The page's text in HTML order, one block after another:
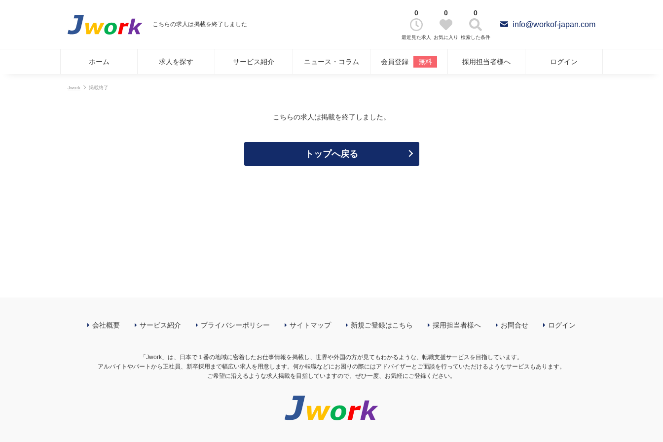
こちらの求人は掲載を終了しました
0
最近見た求人
0
お気に入り
0
検索した条件
info@workof-japan.com
ホーム 求人を探す サービス紹介 ニュース・コラム 会員登録 無料 採用担当者様へ ログイン
Jwork 掲載終了
こちらの求人は掲載を終了しました。
トップへ戻る
会社概要 サービス紹介 プライバシーポリシー サイトマップ 新規ご登録はこちら 採用担当者様へ お問合せ ログイン
「Jwork」は、日本で１番の地域に密着したお仕事情報を掲載し、世界や外国の方が見てもわかるような、転職支援サービスを目指しています。
アルバイトやパートから正社員、新卒採用まで幅広い求人を用意します。何か転職などにお困りの際にはアドバイザーとご面談を行っていただけるようなサービスもあります。
ご希望に沿えるような求人掲載を目指していますので、ぜひ一度、お気軽にご登録ください。